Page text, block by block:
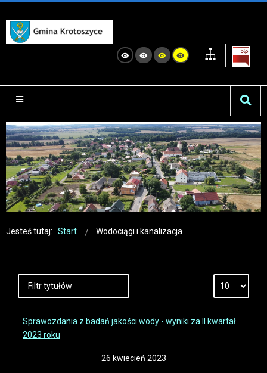
Jesteś tutaj: Start Wodociągi i kanalizacja
Sprawozdania z badań jakości wody - wyniki za II kwartał
2023 roku
26 kwiecień 2023